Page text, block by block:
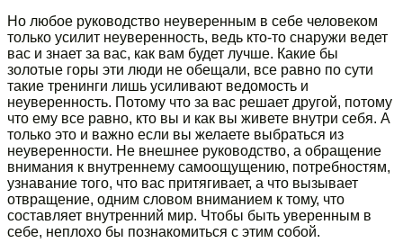
Но любое руководство неуверенным в себе человеком
только усилит неуверенность, ведь кто-то снаружи ведет
вас и знает за вас, как вам будет лучше. Какие бы
золотые горы эти люди не обещали, все равно по сути
такие тренинги лишь усиливают ведомость и
неуверенность. Потому что за вас решает другой, потому
что ему все равно, кто вы и как вы живете внутри себя. А
только это и важно если вы желаете выбраться из
неуверенности. Не внешнее руководство, а обращение
внимания к внутреннему самоощущению, потребностям,
узнавание того, что вас притягивает, а что вызывает
отвращение, одним словом вниманием к тому, что
составляет внутренний мир. Чтобы быть уверенным в
себе, неплохо бы познакомиться с этим собой.